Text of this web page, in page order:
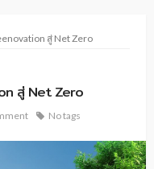
สู่ Net Zero
สู่ Net Zero
No tags